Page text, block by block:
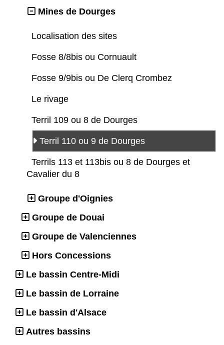
Mines de Dourges
Localisation des sites
Fosse 8/8bis ou Cornuault
Fosse 9/9bis ou De Clerq Crombez
Le rivage
Terril 109 ou 8 de Dourges
Terril 110 ou 9 de Dourges
Terrils 113 et 113bis ou 8 de Dourges et
Cavalier du 8
Groupe d'Oignies
Groupe de Douai
Groupe de Valenciennes
Hors Concessions
Le bassin Centre-Midi
Le bassin de Lorraine
Le bassin d'Alsace
Autres bassins